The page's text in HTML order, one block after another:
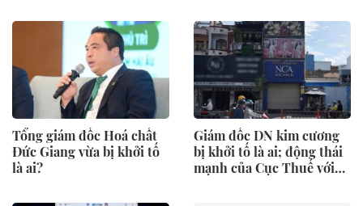
Tổng giám đốc Hoá chất
Đức Giang vừa bị khởi tố
là ai?
Giám đốc DN kim cương
bị khởi tố là ai; động thái
mạnh của Cục Thuế với